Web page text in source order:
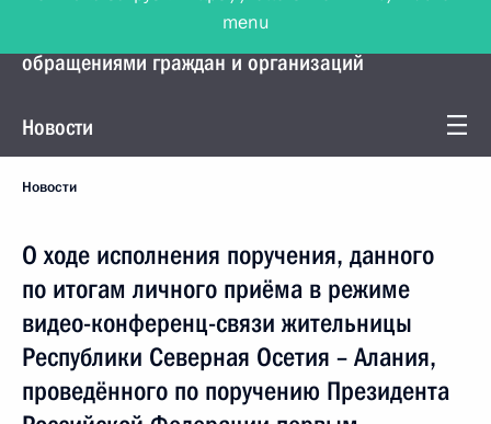
Управление Президента по работе с
обращениями граждан и организаций
Новости
Новости
О ходе исполнения поручения, данного
по итогам личного приёма в режиме
видео-конференц-связи жительницы
Республики Северная Осетия – Алания,
проведённого по поручению Президента
menu